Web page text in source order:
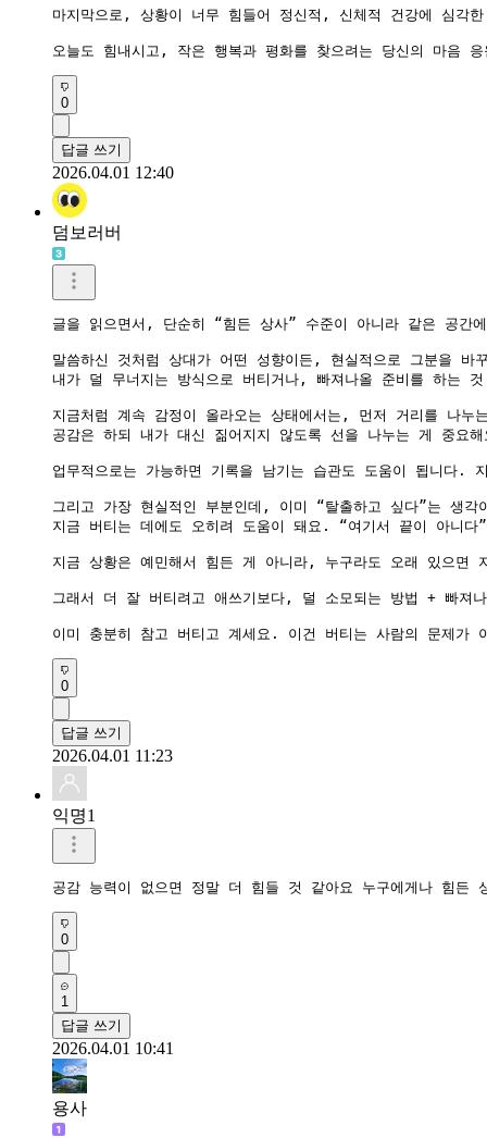
마지막으로, 상황이 너무 힘들어 정신적, 신체적 건강에 심각
오늘도 힘내시고, 작은 행복과 평화를 찾으려는 당신의 마음
0
답글 쓰기
2026.04.01 12:40
덤보러버
글을 읽으면서, 단순히 “힘든 상사” 수준이 아니라 같은 공
말씀하신 것처럼 상대가 어떤 성향이든, 현실적으로 그분을 바
내가 덜 무너지는 방식으로 버티거나, 빠져나올 준비를 하는
지금처럼 계속 감정이 올라오는 상태에서는, 먼저 거리를 나
공감은 하되 내가 대신 짊어지지 않도록 선을 나누는 게 중요
업무적으로는 가능하면 기록을 남기는 습관도 도움이 됩니
그리고 가장 현실적인 부분인데, 이미 “탈출하고 싶다”는 생
지금 버티는 데에도 오히려 도움이 돼요. “여기서 끝이 아니다
지금 상황은 예민해서 힘든 게 아니라, 누구라도 오래 있으면
그래서 더 잘 버티려고 애쓰기보다, 덜 소모되는 방법 + 빠져
이미 충분히 참고 버티고 계세요. 이건 버티는 사람의 문제가
0
답글 쓰기
2026.04.01 11:23
익명1
공감 능력이 없으면 정말 더 힘들 것 같아요 누구에게나 힘든
0
1
답글 쓰기
2026.04.01 10:41
용사